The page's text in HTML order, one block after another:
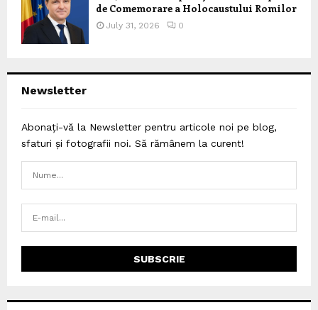
de Comemorare a Holocaustului Romilor
July 31, 2026 0
Newsletter
Abonați-vă la Newsletter pentru articole noi pe blog,
sfaturi și fotografii noi. Să rămânem la curent!